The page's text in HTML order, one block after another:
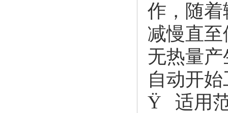
作，随
减慢直
无热量
自动开
Ÿ 适用